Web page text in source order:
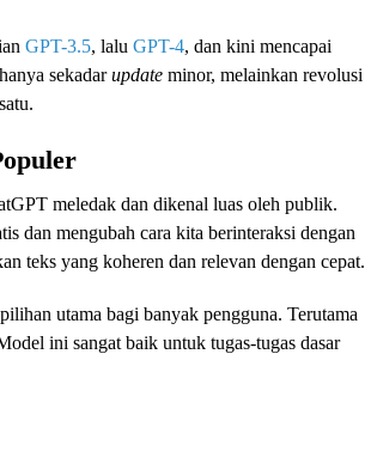
GPT-3.5, lalu GPT-4, dan kini mencapai
sekadarupdate minor, melainkan revolusi
meledak dan dikenal luas oleh publik.
dan mengubah cara kita berinteraksi dengan
teks yang koheren dan relevan dengan cepat.
utama bagi banyak pengguna. Terutama
ini sangat baik untuk tugas-tugas dasar